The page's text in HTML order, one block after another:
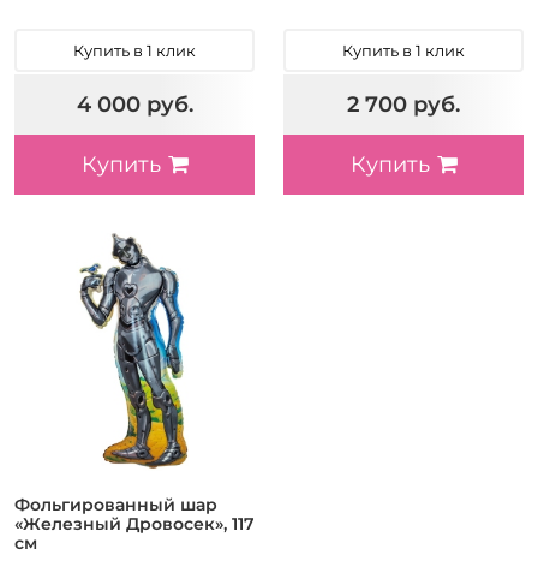
Купить в 1 клик
4 000 руб.
Купить
Купить в 1 клик
2 700 руб.
Купить
Фольгированный шар
«Железный Дровосек», 117
см